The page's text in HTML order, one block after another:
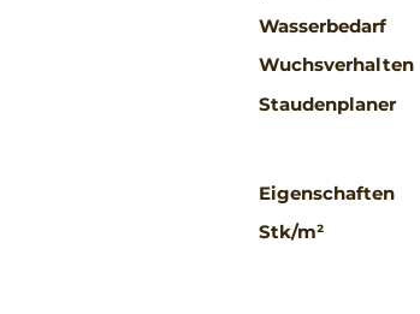
Wasserbedarf
Wuchsverhalten
Staudenplaner
Eigenschaften
Stk/m²